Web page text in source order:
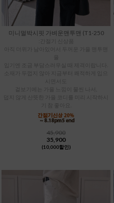
미니멀박시핏 가벼운맨투맨 (T1-250
:간절기 신상품
아직 더위가 남아있어서 두꺼운 가을 맨투맨
입기엔 조금 부담스러우실 때 제격이랍니다.
소재가 두껍지 않아 지금부터 쾌적하게 입으
시면서도
겉보기에는 가을 느낌이 물씬 나서,
덥지 않게 산뜻한 가을 코디를 미리 시작하시
45,900
35,900
(10,000할인)